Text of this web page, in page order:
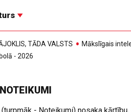
TĀDA VALSTS
Mākslīgais
- 2026